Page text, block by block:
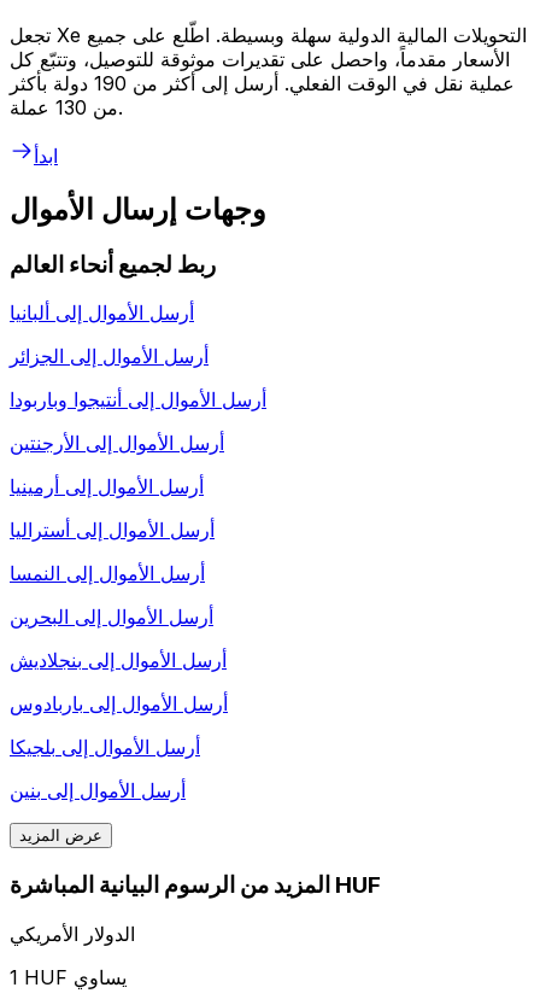
تجعل Xe التحويلات المالية الدولية سهلة وبسيطة. اطّلع على جميع
الأسعار مقدماً، واحصل على تقديرات موثوقة للتوصيل، وتتبّع كل
عملية نقل في الوقت الفعلي. أرسل إلى أكثر من 190 دولة بأكثر
من 130 عملة.
ابدأ
وجهات إرسال الأموال
ربط لجميع أنحاء العالم
أرسل الأموال إلى ألبانيا
أرسل الأموال إلى الجزائر
أرسل الأموال إلى أنتيجوا وباربودا
أرسل الأموال إلى الأرجنتين
أرسل الأموال إلى أرمينيا
أرسل الأموال إلى أستراليا
أرسل الأموال إلى النمسا
أرسل الأموال إلى البحرين
أرسل الأموال إلى بنجلاديش
أرسل الأموال إلى باربادوس
أرسل الأموال إلى بلجيكا
أرسل الأموال إلى بنين
عرض المزيد
المزيد من الرسوم البيانية المباشرة HUF
الدولار الأمريكي
1 HUF يساوي